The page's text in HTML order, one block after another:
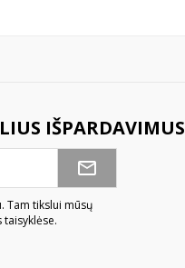
IŠPARDAVIMUS
Tam tikslui mūsų